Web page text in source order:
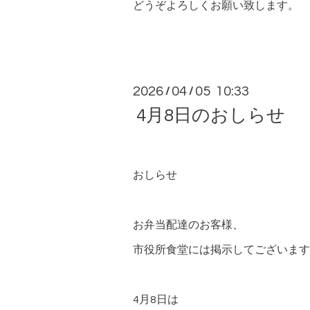
どうぞよろしくお願い致します。
2026 / 04 / 05 10:33
4月8日のおしらせ
おしらせ
お弁当配達のお客様、
市役所食堂には掲示してございま
4月8日は